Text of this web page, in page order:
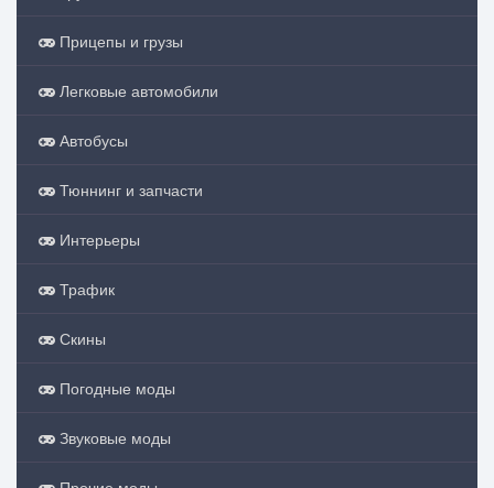
Прицепы и грузы
Легковые автомобили
Автобусы
Тюннинг и запчасти
Интерьеры
Трафик
Скины
Погодные моды
Звуковые моды